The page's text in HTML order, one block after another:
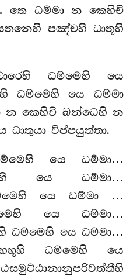
තෙ ධම්මා න කෙහිචි
පඤ්චහි ධාතූහි
ධම්මෙහි යෙ
ධම්මෙහි යෙ ධම්මා
න කෙහිචි ඛන්ධෙහි න
විප්පයුත්තා.
යෙ ධම්මා…
යෙ ධම්මා…
යෙ ධම්මා
…
යෙ ධම්මා…
ධම්මෙහි යෙ ධම්මා…
ධම්මෙහි යෙ